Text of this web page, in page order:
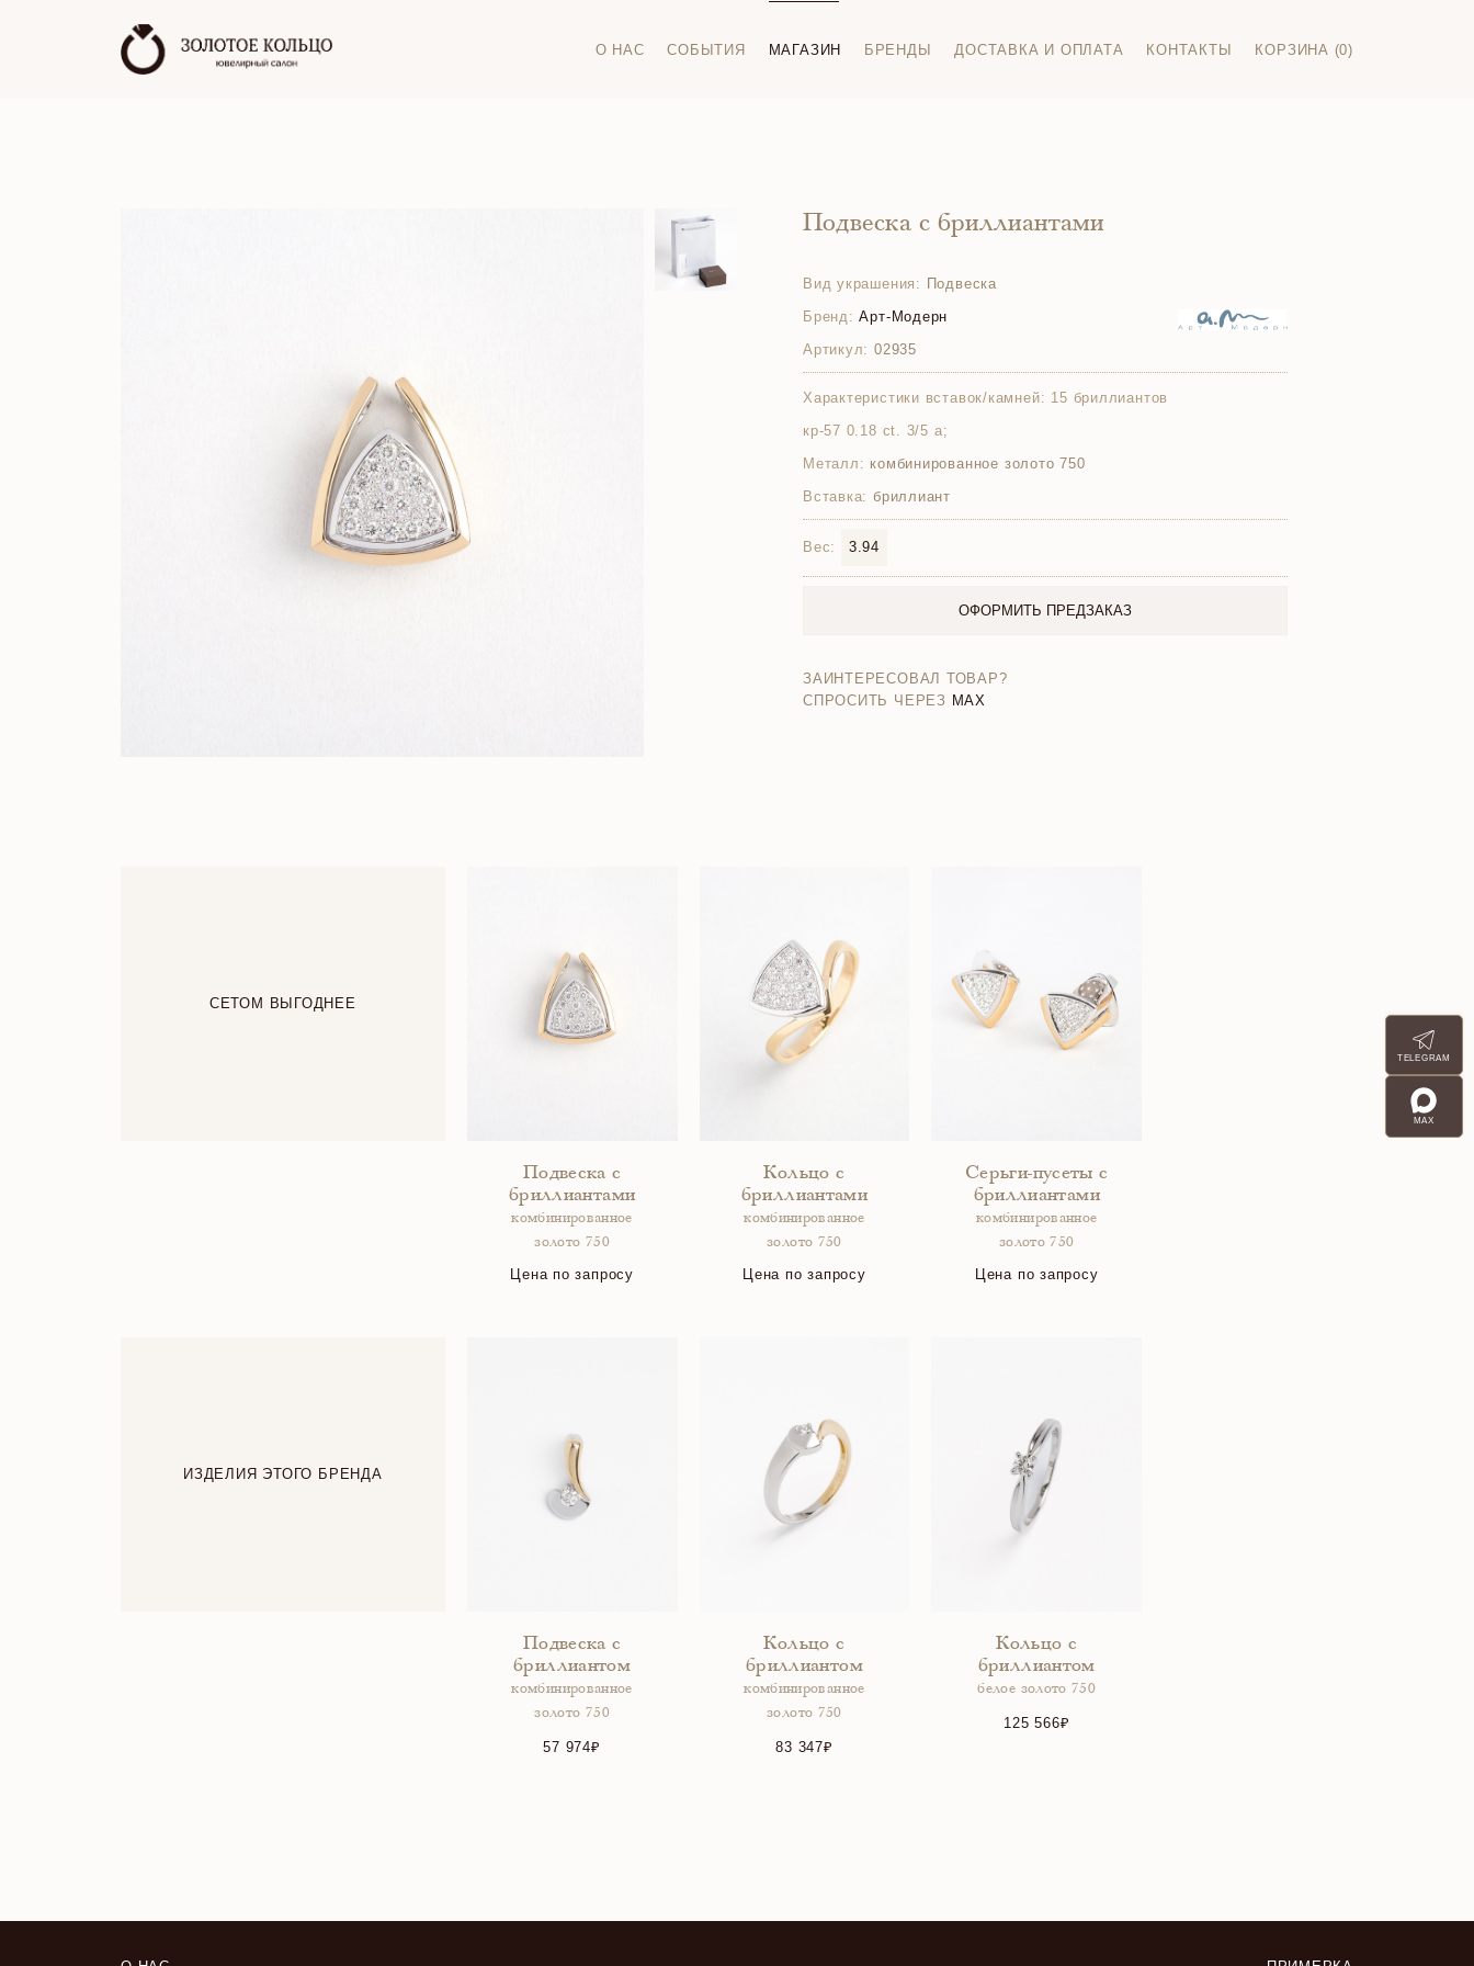
О НАС СОБЫТИЯ МАГАЗИН БРЕНДЫ ДОСТАВКА И ОПЛАТА КОНТАКТЫ КОРЗИНА (0)
Подвеска с бриллиантами
Вид украшения: Подвеска
Бренд: Арт-Модерн
Артикул: 02935
Характеристики вставок/камней: 15 бриллиантов
кр-57 0.18 ct. 3/5 а;
Металл: комбинированное золото 750
Вставка: бриллиант
Вес: 3.94
ОФОРМИТЬ ПРЕДЗАКАЗ
ЗАИНТЕРЕСОВАЛ ТОВАР?
СПРОСИТЬ ЧЕРЕЗ MAX
СЕТОМ ВЫГОДНЕЕ
Подвеска с
бриллиантами
комбинированное
золото 750
Цена по запросу
Кольцо с
бриллиантами
комбинированное
золото 750
Цена по запросу
Серьги-пусеты с
бриллиантами
комбинированное
золото 750
Цена по запросу
ИЗДЕЛИЯ ЭТОГО БРЕНДА
Подвеска с
бриллиантом
комбинированное
золото 750
57 974
Кольцо с
бриллиантом
комбинированное
золото 750
83 347
Кольцо с
бриллиантом
белое золото 750
125 566
TELEGRAM
MAX